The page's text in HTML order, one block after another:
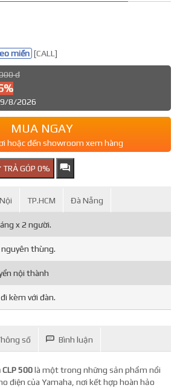
miền [CALL]
đ
9/8/2026
MUA NGAY
hoặc đến showroom xem hàng
TRẢ GÓP 0%
TP.HCM Đà Nẵng
x 2 người.
thùng.
nội thành
kèm với đàn.
số Bình luận
500là một trong những sản phẩm nổi
điện của Yamaha, nơi kết hợp hoàn hảo